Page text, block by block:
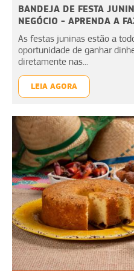
BANDEJA DE FESTA
NEGÓCIO - APRENDA A
As festas juninas estão a
oportunidade de ganhar
diretamente nas...
LEIA AGORA